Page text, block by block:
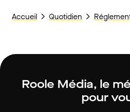
Accueil Quotidien
Roole Média, le
pour